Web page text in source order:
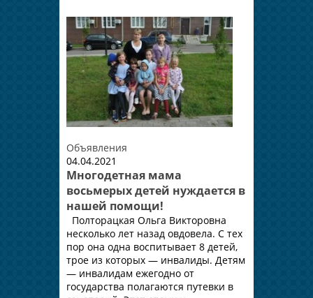
Объявления
04.04.2021
Многодетная мама
восьмерых детей нуждается в
нашей помощи!
Полторацкая Ольга Викторовна
несколько лет назад овдовела. С тех
пор она одна воспитывает 8 детей,
трое из которых — инвалиды. Детям
— инвалидам ежегодно от
государства полагаются путевки в